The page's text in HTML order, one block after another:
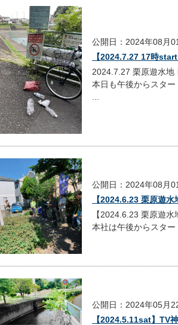
公開日：2024年08月
【2024.7.27 17時
2024.7.27 栗原遊水地
本日も午後からスター
...
公開日：2024年08月
【2024.6.23 栗原遊水
【2024.6.23 栗原遊水
本社は午後からスター
公開日：2024年05月
【2024.5.11sat】TV